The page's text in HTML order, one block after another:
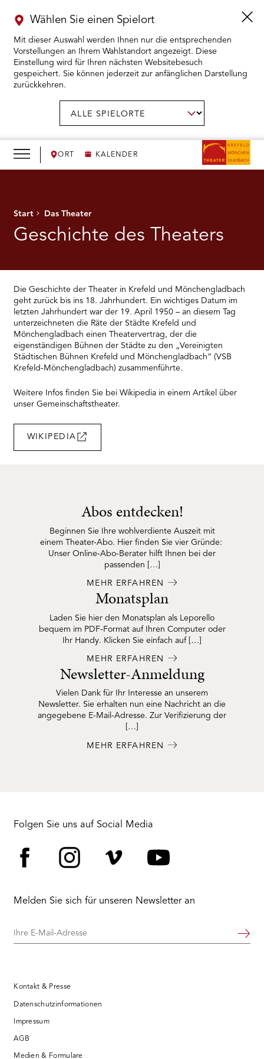
ORT KALENDER
Wählen Sie einen Spielort
Mit dieser Auswahl werden Ihnen nur die entsprechenden
Vorstellungen an Ihrem Wahlstandort angezeigt. Diese
Einstellung wird für Ihren nächsten Websitebesuch
gespeichert. Sie können jederzeit zur anfänglichen Darstellung
zurückkehren.
KARTENKAUF ÖFFNEN
WIR ÖFFNEN
DAS THEATER ÖFFNEN
Start Das Theater
Geschichte des Theaters
Die Geschichte der Theater in Krefeld und Mönchengladbach
geht zurück bis ins 18. Jahrhundert. Ein wichtiges Datum im
letzten Jahrhundert war der 19. April 1950 – an diesem Tag
unterzeichneten die Räte der Städte Krefeld und
Mönchengladbach einen Theatervertrag, der die
eigenständigen Bühnen der Städte zu den „Vereinigten
Städtischen Bühnen Krefeld und Mönchengladbach“ (VSB
Krefeld-Mönchengladbach) zusammenführte.
Weitere Infos finden Sie bei Wikipedia in einem Artikel über
unser Gemeinschaftstheater.
WIKIPEDIA
Abos entdecken!
Beginnen Sie Ihre wohlverdiente Auszeit mit
einem Theater-Abo. Hier finden Sie vier Gründe:
Unser Online-Abo-Berater hilft Ihnen bei der
passenden […]
MEHR ERFAHREN
Monatsplan
Laden Sie hier den Monatsplan als Leporello
bequem im PDF-Format auf Ihren Computer oder
Ihr Handy. Klicken Sie einfach auf […]
MEHR ERFAHREN
Newsletter-Anmeldung
Vielen Dank für Ihr Interesse an unserem
Newsletter. Sie erhalten nun eine Nachricht an die
angegebene E-Mail-Adresse. Zur Verifizierung der
[…]
MEHR ERFAHREN
Folgen Sie uns auf Social Media
Melden Sie sich für unseren Newsletter an
Ihre
Weiter
Kontakt & Presse
Datenschutzinformationen
Impressum
AGB
Medien & Formulare